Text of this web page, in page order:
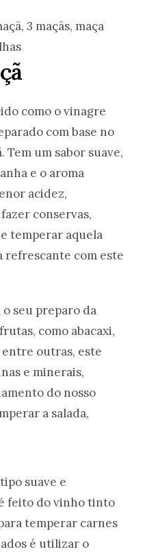
como o vinagre
com base no
Tem um sabor suave,
e o aroma
acidez,
conservas,
temperar aquela
refrescante com este
o seu preparo da
como abacaxi,
entre outras, este
e minerais,
do nosso
a salada,
suave e
feito do vinho tinto
temperar carnes
é utilizar o